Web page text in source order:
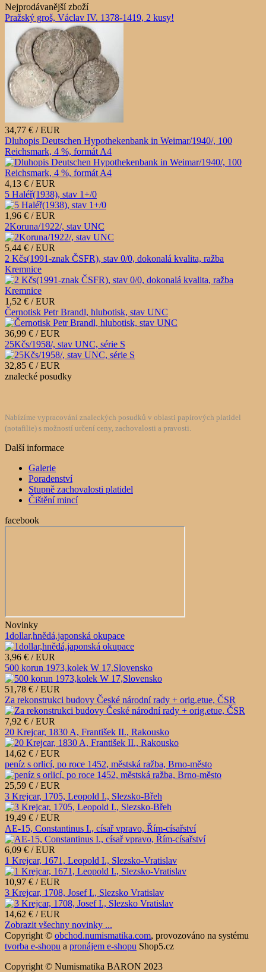
Nejprodávanější zboží
Pražský groš, Václav IV. 1378-1419, 2 kusy!
34,77 € / EUR
Dluhopis Deutschen Hypothekenbank in Weimar/1940/, 100
Reichsmark, 4 %, formát A4
4,13 € / EUR
5 Haléř(1938), stav 1+/0
1,96 € / EUR
2Koruna/1922/, stav UNC
5,44 € / EUR
2 Kčs(1991-znak ČSFR), stav 0/0, dokonalá kvalita, ražba
Kremnice
1,52 € / EUR
Černotisk Petr Brandl, hlubotisk, stav UNC
36,99 € / EUR
25Kčs/1958/, stav UNC, série S
32,85 € / EUR
znalecké posudky
Nabízíme vypracování znaleckých posudků v oblasti papírových platidel
(notafilie) s možností určení ceny, zachovalosti a pravosti.
Další informace
Galerie
Poradenství
Stupně zachovalosti platidel
Čištění mincí
facebook
Novinky
1dollar,hnědá,japonská okupace
3,96 € / EUR
500 korun 1973,kolek W 17,Slovensko
51,78 € / EUR
Za rekonstrukci budovy České národní rady + orig.etue, ČSR
7,92 € / EUR
20 Krejcar, 1830 A, František II., Rakousko
14,62 € / EUR
peníz s orlicí, po roce 1452, městská ražba, Brno-město
25,59 € / EUR
3 Krejcar, 1705, Leopold I., Slezsko-Břeh
19,49 € / EUR
AE-15, Constantinus I., císař vpravo, Řím-císařství
6,09 € / EUR
1 Krejcar, 1671, Leopold I., Slezsko-Vratislav
10,97 € / EUR
3 Krejcar, 1708, Josef I., Slezsko Vratislav
14,62 € / EUR
Zobrazit všechny novinky ...
Copyright © obchod.numismatika.com, provozováno na systému
tvorba e-shopu a pronájem e-shopu Shop5.cz
Copyright © Numismatika BARON 2023